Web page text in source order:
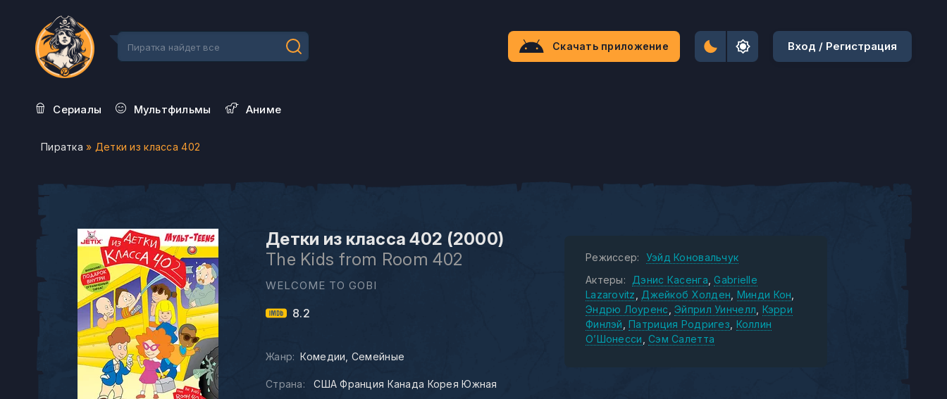
Скачать приложение Вход / Регистрация
Сериалы Мультфильмы Aниме
Пиратка » Детки из класса 402
Детки из класса 402 (2000)
The Kids from Room 402
WELCOME TO GOBI
8.2
Жанр: Комедии Семейные
Страна: США Франция Канада Корея Южная
Режиссер:
Уэйд Коновальчук
Актеры:
Дэнис Касенга Gabrielle
Lazarovitz
Джейкоб Холден Минди Кон
Эндрю Лоуренс Эйприл Уинчелл Кэрри
Финлэй
Патриция Родригез Коллин
О’Шонесси Сэм Салетта